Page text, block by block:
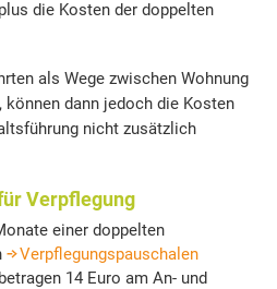
die Kosten der doppelten
als Wege zwischen Wohnung
dann jedoch die Kosten
nicht zusätzlich
Verpflegung
einer doppelten
Verpflegungspauschalen
14 Euro am An- und